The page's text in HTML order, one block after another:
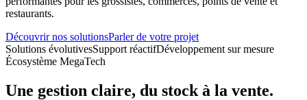
restaurants.
Découvrir nos solutionsParler de votre projet
Solutions évolutivesSupport réactifDéveloppement sur mesure
Écosystème MegaTech
Une gestion claire, du stock à la vente.